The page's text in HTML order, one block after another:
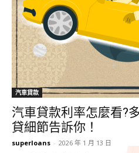
汽車貸款
汽車貸款利率怎麼看?
貸細節告訴你！
superloans - 2026 年 1 月 13 日